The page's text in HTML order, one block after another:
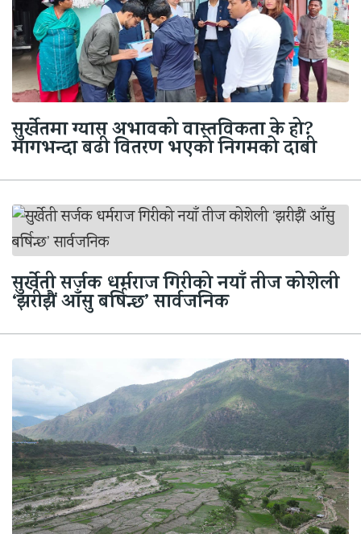
सुर्खेतमा ग्यास अभावको वास्तविकता के हो?
मागभन्दा बढी वितरण भएको निगमको दाबी
सुर्खेती सर्जक धर्मराज गिरीको नयाँ तीज कोशेली
‘झरीझैं आँसु बर्षिन्छ’ सार्वजनिक